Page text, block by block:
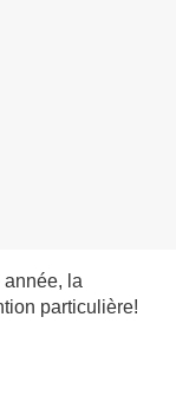
année, la
particulière!